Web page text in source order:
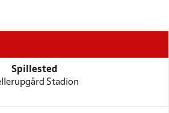
Spillested
Stadion